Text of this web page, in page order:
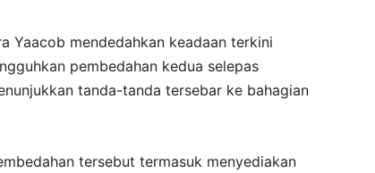
Yaacob mendedahkan keadaan terkini
pembedahan kedua selepas
tanda-tanda tersebar ke bahagian
tersebut termasuk menyediakan